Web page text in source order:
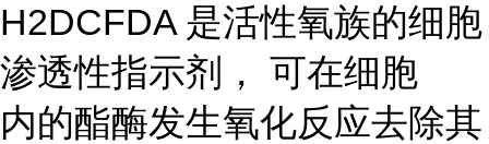
H2DCFDA 是活性氧族的细胞
渗透性指示剂， 可在细胞
内的酯酶发生氧化反应去除其